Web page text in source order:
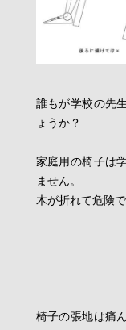
誰もが学校の先
ょうか？
家庭用の椅子は
ません。
木が折れて危険
椅子の張地は痛